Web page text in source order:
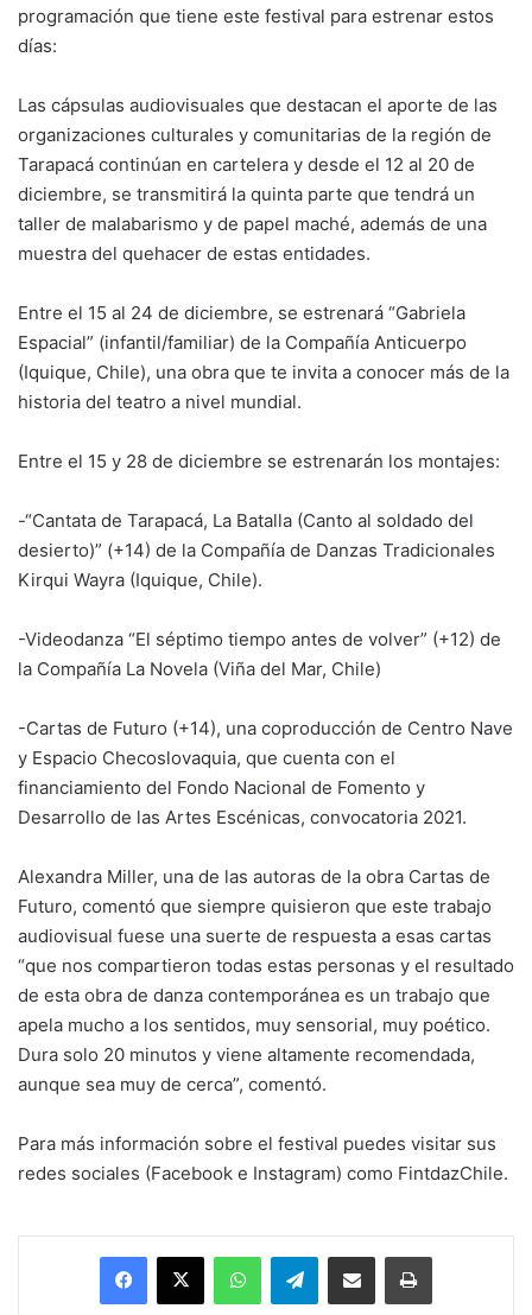
programación que tiene este festival para estrenar estos
días:
Las cápsulas audiovisuales que destacan el aporte de las
organizaciones culturales y comunitarias de la región de
Tarapacá continúan en cartelera y desde el 12 al 20 de
diciembre, se transmitirá la quinta parte que tendrá un
taller de malabarismo y de papel maché, además de una
muestra del quehacer de estas entidades.
Entre el 15 al 24 de diciembre, se estrenará “Gabriela
Espacial” (infantil/familiar) de la Compañía Anticuerpo
(Iquique, Chile), una obra que te invita a conocer más de la
historia del teatro a nivel mundial.
Entre el 15 y 28 de diciembre se estrenarán los montajes:
-“Cantata de Tarapacá, La Batalla (Canto al soldado del
desierto)” (+14) de la Compañía de Danzas Tradicionales
Kirqui Wayra (Iquique, Chile).
-Videodanza “El séptimo tiempo antes de volver” (+12) de
la Compañía La Novela (Viña del Mar, Chile)
-Cartas de Futuro (+14), una coproducción de Centro Nave
y Espacio Checoslovaquia, que cuenta con el
financiamiento del Fondo Nacional de Fomento y
Desarrollo de las Artes Escénicas, convocatoria 2021.
Alexandra Miller, una de las autoras de la obra Cartas de
Futuro, comentó que siempre quisieron que este trabajo
audiovisual fuese una suerte de respuesta a esas cartas
“que nos compartieron todas estas personas y el resultado
de esta obra de danza contemporánea es un trabajo que
apela mucho a los sentidos, muy sensorial, muy poético.
Dura solo 20 minutos y viene altamente recomendada,
aunque sea muy de cerca”, comentó.
Para más información sobre el festival puedes visitar sus
redes sociales (Facebook e Instagram) como FintdazChile.
Facebook
X WhatsAppTelegramEnviar vía email Imprimir